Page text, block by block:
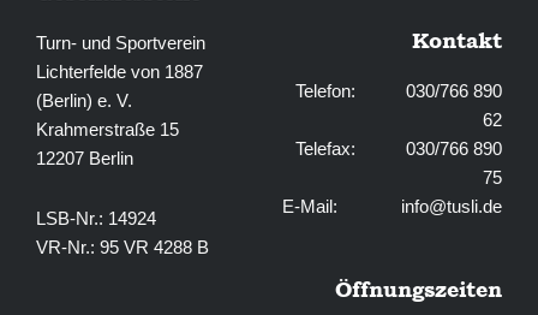
Turn- und Sportverein
Lichterfelde von 1887
(Berlin) e. V.
Krahmerstraße 15
12207 Berlin
LSB-Nr.: 14924
VR-Nr.: 95 VR 4288 B
Kontakt
Telefon: 030/766 890
62
Telefax: 030/766 890
75
E-Mail: info@tusli.de
Öffnungszeiten